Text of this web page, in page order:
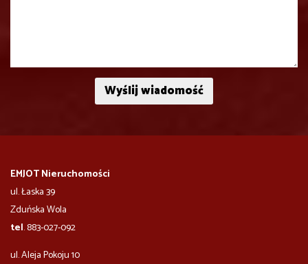
EMJOT Nieruchomości
ul. Łaska 39
Zduńska Wola
tel. 883-027-092
ul. Aleja Pokoju 10